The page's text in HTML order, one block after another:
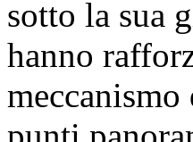
sotto la sua
hanno